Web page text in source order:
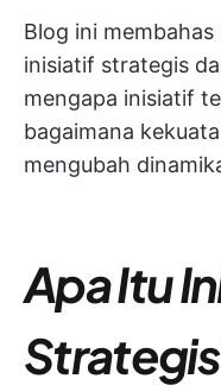
Blog ini
inisiatif strategis
mengapa inisiatif
bagaimana
mengubah
Apa Itu